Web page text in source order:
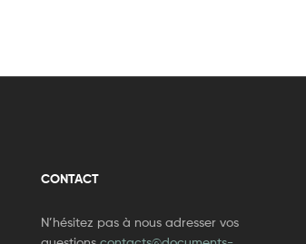
CONTACT
N’hésitez pas à nous adresser vos